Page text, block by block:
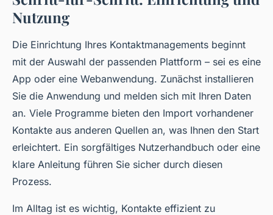
Nutzung
Die Einrichtung Ihres Kontaktmanagements beginnt
mit der Auswahl der passenden Plattform – sei es eine
App oder eine Webanwendung. Zunächst installieren
Sie die Anwendung und melden sich mit Ihren Daten
an. Viele Programme bieten den Import vorhandener
Kontakte aus anderen Quellen an, was Ihnen den Start
erleichtert. Ein sorgfältiges Nutzerhandbuch oder eine
klare Anleitung führen Sie sicher durch diesen
Prozess.
Im Alltag ist es wichtig, Kontakte effizient zu